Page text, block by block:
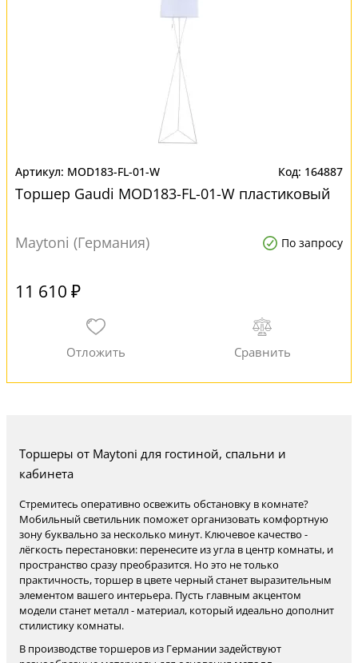
MOD183-FL-01-W 164887
Торшер Gaudi MOD183-FL-01-W пластиковый
Maytoni (Германия) По запросу
11 610 ₽
Торшеры от Maytoni для гостиной, спальни и
кабинета
Стремитесь оперативно освежить обстановку в комнате?
Мобильный светильник поможет организовать комфортную
зону буквально за несколько минут. Ключевое качество -
лёгкость перестановки: перенесите из угла в центр комнаты, и
пространство сразу преобразится. Но это не только
практичность, торшер в цвете черный станет выразительным
элементом вашего интерьера. Пусть главным акцентом
модели станет металл - материал, который идеально дополнит
стилистику комнаты.
В производстве торшеров из Германии задействуют